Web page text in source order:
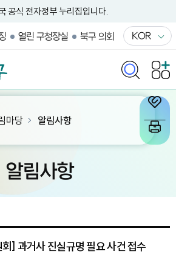
공식 전자정부 누리집입니다.
열린 구청장실 북구 의회 KOR
마당 알림사항
알림사항
] 과거사 진실규명 필요 사건 접수